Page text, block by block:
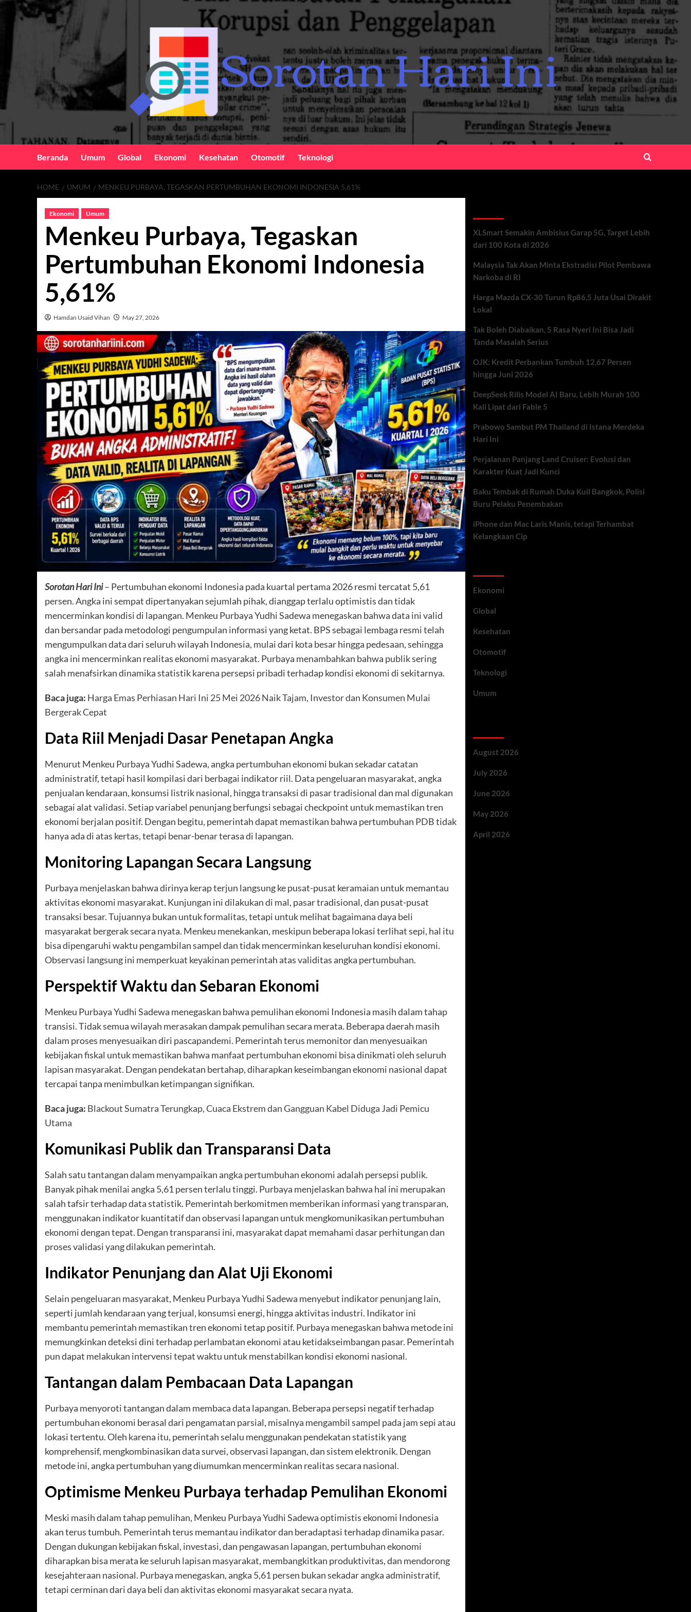
Beranda Umum Global Ekonomi Kesehatan Otomotif Teknologi
HOME UMUM MENKEU PURBAYA, TEGASKAN PERTUMBUHAN EKONOMI INDONESIA 5,61%
Ekonomi Umum
Menkeu Purbaya, Tegaskan
Pertumbuhan Ekonomi Indonesia
5,61%
Hamdan Usaid Vihan May 27, 2026
Sorotan Hari Ini– Pertumbuhan ekonomi Indonesia pada kuartal pertama 2026 resmi tercatat 5,61
persen. Angka ini sempat dipertanyakan sejumlah pihak, dianggap terlalu optimistis dan tidak
mencerminkan kondisi di lapangan. Menkeu Purbaya Yudhi Sadewa menegaskan bahwa data ini valid
dan bersandar pada metodologi pengumpulan informasi yang ketat. BPS sebagai lembaga resmi telah
mengumpulkan data dari seluruh wilayah Indonesia, mulai dari kota besar hingga pedesaan, sehingga
angka ini mencerminkan realitas ekonomi masyarakat. Purbaya menambahkan bahwa publik sering
salah menafsirkan dinamika statistik karena persepsi pribadi terhadap kondisi ekonomi di sekitarnya.
Baca juga: Harga Emas Perhiasan Hari Ini 25 Mei 2026 Naik Tajam, Investor dan Konsumen Mulai
Bergerak Cepat
Data Riil Menjadi Dasar Penetapan Angka
Menurut Menkeu Purbaya Yudhi Sadewa, angka pertumbuhan ekonomi bukan sekadar catatan
administratif, tetapi hasil kompilasi dari berbagai indikator riil. Data pengeluaran masyarakat, angka
penjualan kendaraan, konsumsi listrik nasional, hingga transaksi di pasar tradisional dan mal digunakan
sebagai alat validasi. Setiap variabel penunjang berfungsi sebagai checkpoint untuk memastikan tren
ekonomi berjalan positif. Dengan begitu, pemerintah dapat memastikan bahwa pertumbuhan PDB tidak
hanya ada di atas kertas, tetapi benar-benar terasa di lapangan.
Monitoring Lapangan Secara Langsung
Purbaya menjelaskan bahwa dirinya kerap terjun langsung ke pusat-pusat keramaian untuk memantau
aktivitas ekonomi masyarakat. Kunjungan ini dilakukan di mal, pasar tradisional, dan pusat-pusat
transaksi besar. Tujuannya bukan untuk formalitas, tetapi untuk melihat bagaimana daya beli
masyarakat bergerak secara nyata. Menkeu menekankan, meskipun beberapa lokasi terlihat sepi, hal itu
bisa dipengaruhi waktu pengambilan sampel dan tidak mencerminkan keseluruhan kondisi ekonomi.
Observasi langsung ini memperkuat keyakinan pemerintah atas validitas angka pertumbuhan.
Perspektif Waktu dan Sebaran Ekonomi
Menkeu Purbaya Yudhi Sadewa menegaskan bahwa pemulihan ekonomi Indonesia masih dalam tahap
transisi. Tidak semua wilayah merasakan dampak pemulihan secara merata. Beberapa daerah masih
dalam proses menyesuaikan diri pascapandemi. Pemerintah terus memonitor dan menyesuaikan
kebijakan fiskal untuk memastikan bahwa manfaat pertumbuhan ekonomi bisa dinikmati oleh seluruh
lapisan masyarakat. Dengan pendekatan bertahap, diharapkan keseimbangan ekonomi nasional dapat
tercapai tanpa menimbulkan ketimpangan signifikan.
Baca juga: Blackout Sumatra Terungkap, Cuaca Ekstrem dan Gangguan Kabel Diduga Jadi Pemicu
Utama
Komunikasi Publik dan Transparansi Data
Salah satu tantangan dalam menyampaikan angka pertumbuhan ekonomi adalah persepsi publik.
Banyak pihak menilai angka 5,61 persen terlalu tinggi. Purbaya menjelaskan bahwa hal ini merupakan
salah tafsir terhadap data statistik. Pemerintah berkomitmen memberikan informasi yang transparan,
menggunakan indikator kuantitatif dan observasi lapangan untuk mengkomunikasikan pertumbuhan
ekonomi dengan tepat. Dengan transparansi ini, masyarakat dapat memahami dasar perhitungan dan
proses validasi yang dilakukan pemerintah.
Indikator Penunjang dan Alat Uji Ekonomi
Selain pengeluaran masyarakat, Menkeu Purbaya Yudhi Sadewa menyebut indikator penunjang lain,
seperti jumlah kendaraan yang terjual, konsumsi energi, hingga aktivitas industri. Indikator ini
membantu pemerintah memastikan tren ekonomi tetap positif. Purbaya menegaskan bahwa metode ini
memungkinkan deteksi dini terhadap perlambatan ekonomi atau ketidakseimbangan pasar. Pemerintah
pun dapat melakukan intervensi tepat waktu untuk menstabilkan kondisi ekonomi nasional.
Tantangan dalam Pembacaan Data Lapangan
Purbaya menyoroti tantangan dalam membaca data lapangan. Beberapa persepsi negatif terhadap
pertumbuhan ekonomi berasal dari pengamatan parsial, misalnya mengambil sampel pada jam sepi atau
lokasi tertentu. Oleh karena itu, pemerintah selalu menggunakan pendekatan statistik yang
komprehensif, mengkombinasikan data survei, observasi lapangan, dan sistem elektronik. Dengan
metode ini, angka pertumbuhan yang diumumkan mencerminkan realitas secara nasional.
Optimisme Menkeu Purbaya terhadap Pemulihan Ekonomi
Meski masih dalam tahap pemulihan, Menkeu Purbaya Yudhi Sadewa optimistis ekonomi Indonesia
akan terus tumbuh. Pemerintah terus memantau indikator dan beradaptasi terhadap dinamika pasar.
Dengan dukungan kebijakan fiskal, investasi, dan pengawasan lapangan, pertumbuhan ekonomi
diharapkan bisa merata ke seluruh lapisan masyarakat, membangkitkan produktivitas, dan mendorong
kesejahteraan nasional. Purbaya menegaskan, angka 5,61 persen bukan sekadar angka administratif,
tetapi cerminan dari daya beli dan aktivitas ekonomi masyarakat secara nyata.
XLSmart Semakin Ambisius Garap 5G, Target Lebih
dari 100 Kota di 2026
Malaysia Tak Akan Minta Ekstradisi Pilot Pembawa
Narkoba di RI
Harga Mazda CX-30 Turun Rp86,5 Juta Usai Dirakit
Lokal
Tak Boleh Diabaikan, 5 Rasa Nyeri Ini Bisa Jadi
Tanda Masalah Serius
OJK: Kredit Perbankan Tumbuh 12,67 Persen
hingga Juni 2026
DeepSeek Rilis Model AI Baru, Lebih Murah 100
Kali Lipat dari Fable 5
Prabowo Sambut PM Thailand di Istana Merdeka
Hari Ini
Perjalanan Panjang Land Cruiser: Evolusi dan
Karakter Kuat Jadi Kunci
Baku Tembak di Rumah Duka Kuil Bangkok, Polisi
Buru Pelaku Penembakan
iPhone dan Mac Laris Manis, tetapi Terhambat
Kelangkaan Cip
Ekonomi
Global
Kesehatan
Otomotif
Teknologi
Umum
August 2026
July 2026
June 2026
May 2026
April 2026